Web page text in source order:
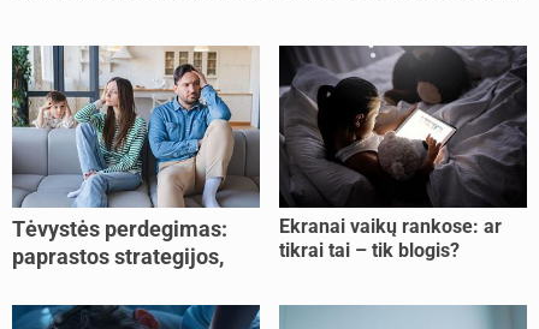
Tėvystės perdegimas:
paprastos strategijos,
jėgas
Ekranai vaikų rankose: ar
tikrai tai – tik blogis?